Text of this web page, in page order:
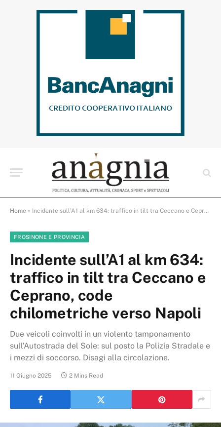
Home » Incidente sull’A1 al km 634: traffico in tilt tra Ceccano e Ceprano, code chilometriche verso Napoli
FROSINONE E PROVINCIA
Incidente sull’A1 al km 634:
traffico in tilt tra Ceccano e
Ceprano, code
chilometriche verso Napoli
Due veicoli coinvolti in un violento tamponamento
sull’Autostrada del Sole: sul posto la Polizia Stradale e
i mezzi di soccorso. Disagi alla circolazione.
11 Giugno 2025 2 Mins Read